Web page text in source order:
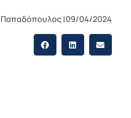
|09/04/2024